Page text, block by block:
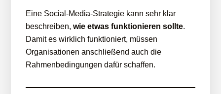
Eine Social-Media-Strategie kann sehr klar
beschreiben,wie etwas funktionieren sollte.
Damit es wirklich funktioniert, müssen
Organisationen anschließend auch die
Rahmenbedingungen dafür schaffen.